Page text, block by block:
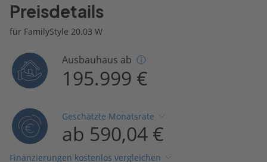
Preisdetails
für FamilyStyle 20.03 W
Ausbauhaus ab
195.999 €
Geschätzte Monatsrate
ab 590,04 €
Finanzierungen kostenlos vergleichen